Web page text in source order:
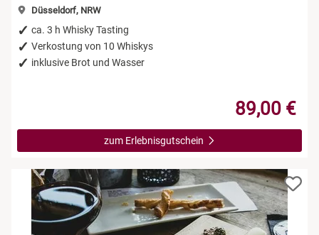
Düsseldorf, NRW
ca. 3 h Whisky Tasting
Verkostung von 10 Whiskys
inklusive Brot und Wasser
89,00 €
zum Erlebnisgutschein